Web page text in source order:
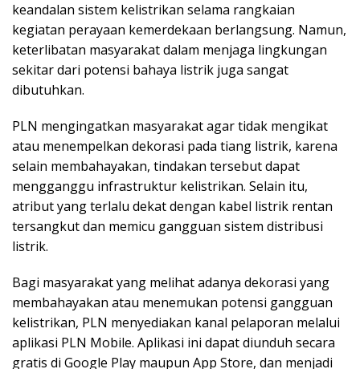
keandalan sistem kelistrikan selama rangkaian
kegiatan perayaan kemerdekaan berlangsung. Namun,
keterlibatan masyarakat dalam menjaga lingkungan
sekitar dari potensi bahaya listrik juga sangat
dibutuhkan.
PLN mengingatkan masyarakat agar tidak mengikat
atau menempelkan dekorasi pada tiang listrik, karena
selain membahayakan, tindakan tersebut dapat
mengganggu infrastruktur kelistrikan. Selain itu,
atribut yang terlalu dekat dengan kabel listrik rentan
tersangkut dan memicu gangguan sistem distribusi
listrik.
Bagi masyarakat yang melihat adanya dekorasi yang
membahayakan atau menemukan potensi gangguan
kelistrikan, PLN menyediakan kanal pelaporan melalui
aplikasi PLN Mobile. Aplikasi ini dapat diunduh secara
gratis di Google Play maupun App Store, dan menjadi